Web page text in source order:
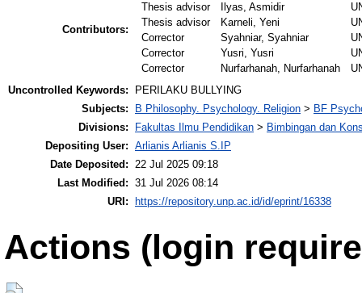
Contributors:
Thesis advisor
Ilyas, Asmidir
Thesis advisor
Karneli, Yeni
Corrector
Syahniar, Syahniar
Corrector
Yusri, Yusri
Corrector
Nurfarhanah, Nurfarhanah
Uncontrolled Keywords:
PERILAKU BULLYING
Subjects:
B Philosophy. Psychology. Religion > BF
Divisions:
Fakultas Ilmu Pendidikan > Bimbingan dan
Depositing User: Arlianis Arlianis S.IP
Date Deposited: 22 Jul 2025 09:18
Last Modified: 31 Jul 2026 08:14
URI:
https://repository.unp.ac.id/id/eprint/16338
Actions (login